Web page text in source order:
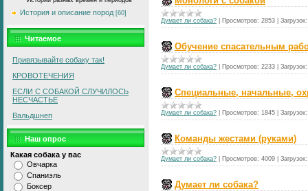
История и описание пород [60]
Читаемое
Привязывайте собаку так!
КРОВОТЕЧЕНИЯ
ЕСЛИ С СОБАКОЙ СЛУЧИЛОСЬ
HЕСЧАСТЬЕ
Вальдшнеп
Наш опрос
Какая собака у вас
Овчарка
Спаниэль
Боксер
Думает ли собака? Просмотров: 2853 Загрузок:
Обучение спасательным
Думает ли собака? Просмотров: 2233 Загрузок:
Специальные, начальные,
Думает ли собака? Просмотров: 1845 Загрузок:
Команды жестами (руками)
Думает ли собака? Просмотров: 4009 Загрузок:
Думает ли собака?